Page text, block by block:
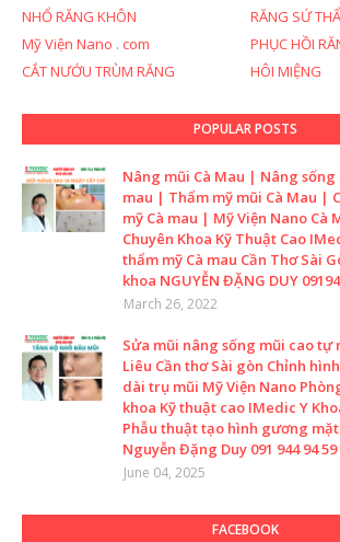
NHỔ RĂNG KHÔN
RĂNG SỨ
Mỹ Viện Nano . com
PHỤC HỒI
CẮT NƯỚU TRÙM RĂNG
HÔI MIỆNG
POPULAR POSTS
Nâng mũi Cà Mau | Nâng sống
mau | Thẩm mỹ mũi Cà Mau |
mỹ Cà mau | Mỹ Viện Nano Cà
Chuyên Khoa Kỹ Thuật Cao
thẩm mỹ Cà mau Cần Thơ Sài
khoa NGUYỄN ĐẶNG DUY
March 26, 2022
Sửa mũi nâng sống mũi cao tự
Liêu Cần thơ Sài gòn Chỉnh
dài trụ mũi Mỹ Viện Nano
khoa Kỹ thuật cao IMedic Y
Phẫu thuật tạo hình gương mặt
Nguyễn Đặng Duy 091 944 94 59
June 04, 2025
FACEBOOK